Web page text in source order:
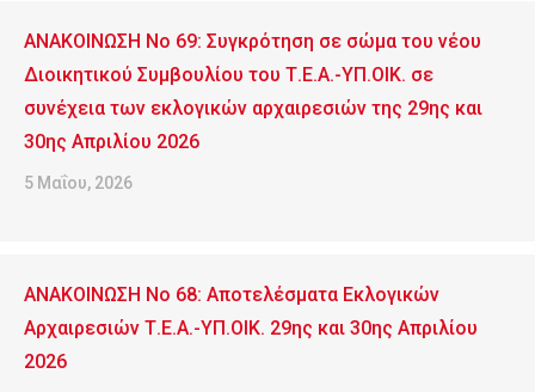
ΑΝΑΚΟΙΝΩΣΗ No 69: Συγκρότηση σε σώμα του νέου
Διοικητικού Συμβουλίου του Τ.Ε.Α.-ΥΠ.ΟΙΚ. σε
συνέχεια των εκλογικών αρχαιρεσιών της 29ης και
30ης Απριλίου 2026
5 Μαΐου, 2026
ΑΝΑΚΟΙΝΩΣΗ No 68: Αποτελέσματα Εκλογικών
Αρχαιρεσιών Τ.Ε.Α.-ΥΠ.ΟΙΚ. 29ης και 30ης Απριλίου
2026